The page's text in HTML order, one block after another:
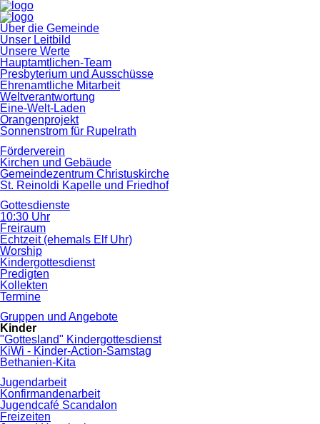
Navigation
überspringen
Über die Gemeinde
Unser Leitbild
Unsere Werte
Hauptamtlichen-Team
Presbyterium und Ausschüsse
Ehrenamtliche Mitarbeit
Weltverantwortung
Eine-Welt-Laden
Orangenprojekt
Sonnenstrom für Rupelrath
Förderverein
Kirchen und Gebäude
Gemeindezentrum Christuskirche
St. Reinoldi Kapelle und Friedhof
Gottesdienste
10:30 Uhr
Freiraum
Echtzeit (ehemals Elf Uhr)
Worship
Kindergottesdienst
Predigten
Kollekten
Termine
Gruppen und Angebote
Kinder
"Gottesland" Kindergottesdienst
KiWi - Kinder-Action-Samstag
Bethanien-Kita
Jugendarbeit
Konfirmandenarbeit
Jugendcafé Scandalon
Freizeiten